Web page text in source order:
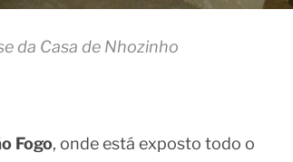
da Casa de Nhozinho
Fogo, onde está exposto todo o